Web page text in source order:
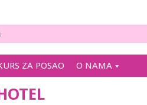
ZA POSAO O NAMA